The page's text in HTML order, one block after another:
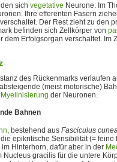
sich vegetative Neurone: Im
Ihre efferenten Fasern
Der Rest zieht zu den
befinden sich Zellkörper von
dem Erfolgsorgan verschaltet.
des Rückenmarks verlaufen
(meist motorische)
Myelinisierung der Neuronen.
Bahnen
, bestehend aus Fasciculus
epikritische Sensibilität (=
Hinterhorn, dafür aber in der
Nucleus gracilis für die untere